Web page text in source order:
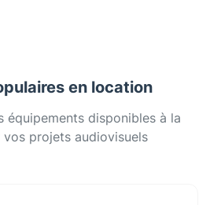
en location
équipements disponibles à la
projets audiovisuels